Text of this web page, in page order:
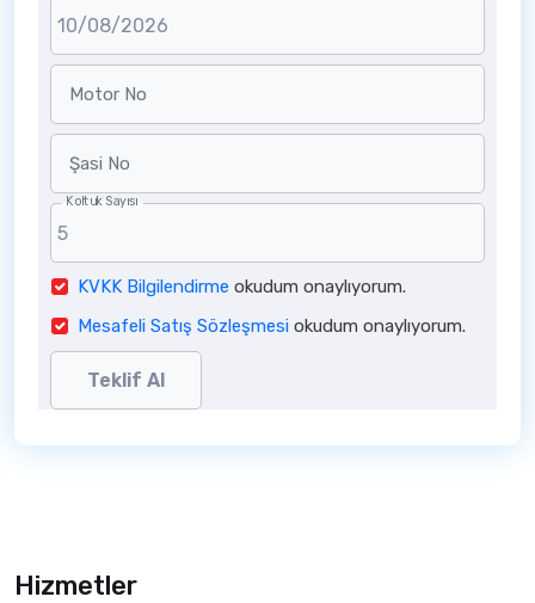
Motor No
Şasi No
Koltuk Sayısı
KVKK Bilgilendirme okudum onaylıyorum.
Mesafeli Satış Sözleşmesiokudum onaylıyorum.
Teklif Al
Hizmetler